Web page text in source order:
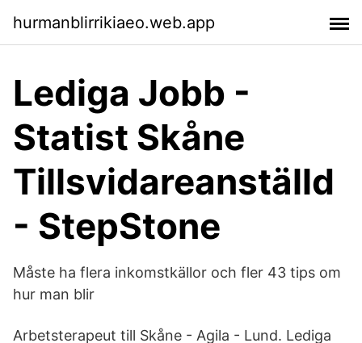
hurmanblirrikiaeo.web.app
Lediga Jobb -
Statist Skåne
Tillsvidareanställd
- StepStone
Måste ha flera inkomstkällor och fler 43 tips om
hur man blir
Arbetsterapeut till Skåne - Agila - Lund. Lediga